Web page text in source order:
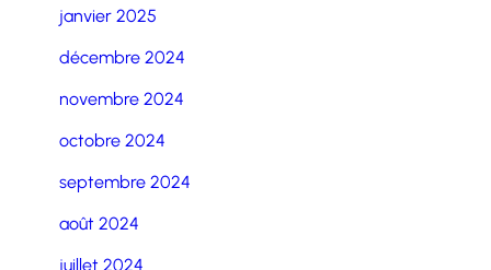
janvier 2025
décembre 2024
novembre 2024
octobre 2024
septembre 2024
août 2024
juillet 2024